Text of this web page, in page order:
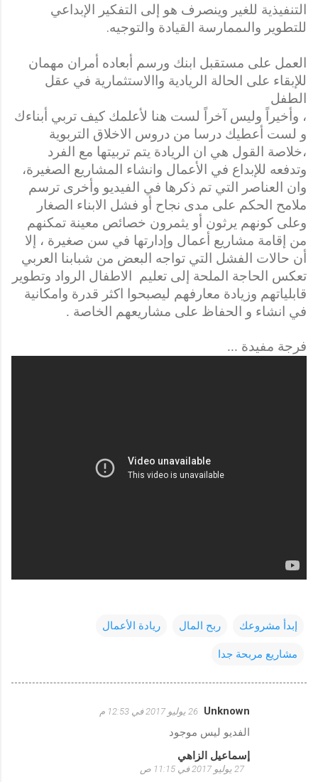
التنفيذية للغير وينصرف هو إلى التفكير الإبداعي
للتطوير والىممارسة القيادة والتوجيه.
العمل على مستقبل ابنك ورسم أبعاده أمران مهمان
للإبقاء على الحالة الريادية واالاستثمارية في عقل
الطفل
، وأخيراً وليس آخراً لست هنا لأعلمك كيف تربي أبناءك
و لست أعطيك درسا من دروس الاخلاق التربوية
،خلاصة القول هي ان الريادة يتم تربيتها مع الفرد
وتدفعه للإبداع في الأعمال وانشاء المشاريع الصغيرة،
وان العناصر التي تم ذكرها في الفيديو وأخرى ترسم
ملامح الحكم على مدى نجاح أو فشل الابناء الصغار
وعلى كونهم يرثون أو يثمرون خصائص معينة تمكنهم
من إقامة مشاريع أعمال وإدارتها في سن صغيرة ، إلا
أن حالات الفشل التي تواجه البعض من شبابنا العربي
تعكس الحاجة الملحة إلى تعليم
الاطفال الرواد وتطوير
قابلياتهم وزيادة معارفهم ليصبحوا اكثر قدرة وامكانية
في انشاء و الحفاظ على مشاريعهم الخاصة .
فرجة مفيدة ...
إبدأ مشروعك ربح المال ريادة الأعمال
مشاريع مربحة جدا
Unknown 26 يوليو 2017 في 12:53 م
الفديو ليس موجود
إسماعيل الزاهي
27 يوليو 2017 في 11:15 ص